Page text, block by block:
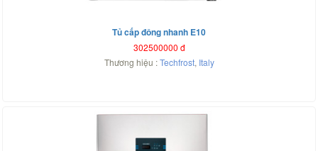
Tủ cấp đông nhanh E10
302500000 đ
Thương hiệu :Techfrost, Italy